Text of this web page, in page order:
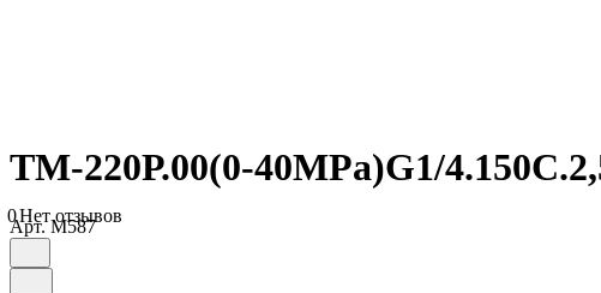
ТМ-220Р.00(0-40MPa)G1/
0Нет отзывов
Арт.M587